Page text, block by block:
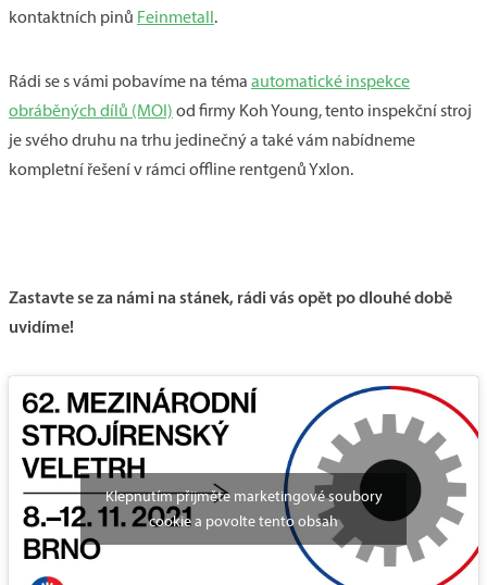
kontaktních pinů Feinmetall.
Rádi se s vámi pobavíme na téma automatické inspekce
obráběných dílů (MOI) od firmy Koh Young, tento inspekční stroj
je svého druhu na trhu jedinečný a také vám nabídneme
kompletní řešení v rámci offline rentgenů Yxlon.
Zastavte se za námi na stánek, rádi vás opět po dlouhé době
uvidíme!
Klepnutím přijměte marketingové soubory
cookie a povolte tento obsah